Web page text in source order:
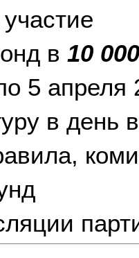
в 10
5 апреля
в день